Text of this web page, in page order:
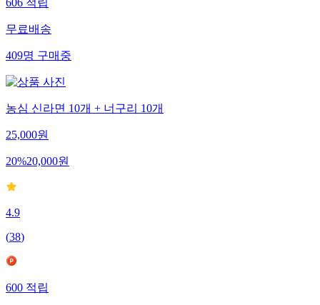
606적립
무료배송
409명구매중
농심 신라면 10개 + 너구리 10개
25,000원
20%20,000원
4.9
(38)
600적립